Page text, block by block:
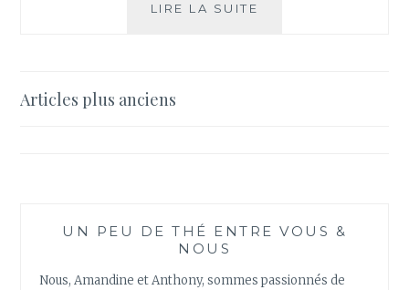
LIRE LA SUITE
!
Navigation
Articles plus anciens
UN PEU DE THÉ ENTRE VOUS &
NOUS
Nous, Amandine et Anthony, sommes passionnés de